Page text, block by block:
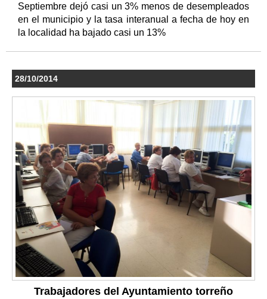
Septiembre dejó casi un 3% menos de desempleados
en el municipio y la tasa interanual a fecha de hoy en
la localidad ha bajado casi un 13%
28/10/2014
Trabajadores del Ayuntamiento torreño